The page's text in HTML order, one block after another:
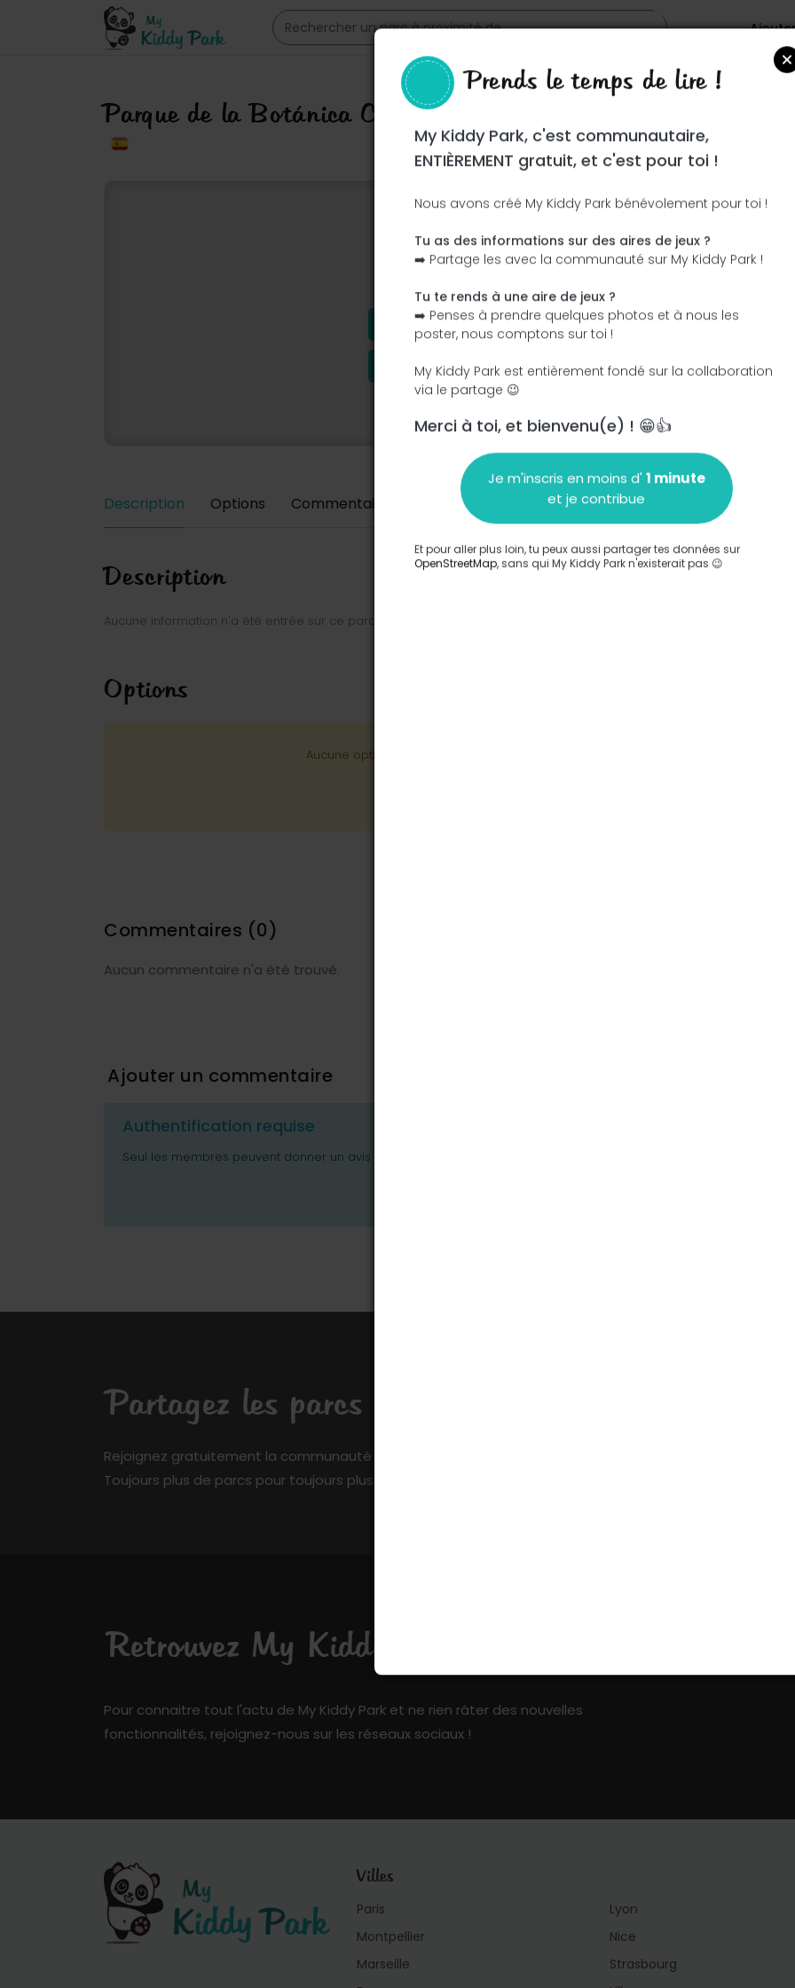
Parque de la Botánica Carmen Albert
Ce parc n'a pas encore été visité ! À toi de jouer !
J'ajoute le nom J'ajoute des photos
J'ajoute une description J'ajoute les équipements
Description Options Commentaires Ajouter un commentaire
Description
Aucune information n'a été entrée sur ce parc.
Options
Aucune option n'a été entrée sur ce parc.
Commentaires (0)
Aucun commentaire n'a été trouvé.
Ajouter un commentaire
Authentification requise
Seul les membres peuvent donner un avis ou poser des questions.
Partagez les parcs que vous connaissez
Rejoignez gratuitement la communauté de My Kiddy Park et ajoutez votre pierre à l’édifice !
Toujours plus de parcs pour toujours plus de fun !
Retrouvez My Kiddy Park sur les réseaux sociaux !
Pour connaitre tout l'actu de My Kiddy Park et ne rien râter des nouvelles
fonctionnalités, rejoignez-nous sur les réseaux sociaux !
Villes
Paris
Montpellier
Marseille
Lyon
Nice
Strasbourg
Prends le temps de lire !
My Kiddy Park, c'est communautaire,
ENTIÈREMENT gratuit, et c'est pour toi !
Nous avons créé My Kiddy Park bénévolement pour toi !
Tu as des informations sur des aires de jeux ?
➡️ Partage les avec la communauté sur My Kiddy Park !
Tu te rends à une aire de jeux ?
➡️ Penses à prendre quelques photos et à nous les
poster, nous comptons sur toi !
My Kiddy Park est entièrement fondé sur la collaboration
via le partage 😉
Merci à toi, et bienvenu(e) ! 😁👍
Je m'inscris en moins d'1 minute
et je contribue
Et pour aller plus loin, tu peux aussi partager tes données sur
OpenStreetMap, sans qui My Kiddy Park n'existerait pas 😉